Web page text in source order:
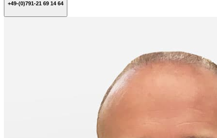
+49-(0)791-21 69 14 64